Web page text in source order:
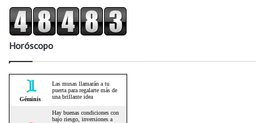
Horóscopo